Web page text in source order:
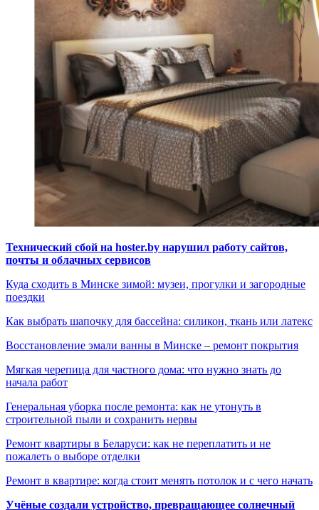
Технический сбой на hoster.by нарушил работу сайтов,
почты и облачных сервисов
Куда сходить в Минске зимой: музеи, прогулки и загородные
поездки
Как выбрать шапочку для бассейна: силикон, ткань или латекс
Восстановление эмали ванны в Минске – ремонт покрытия
Мягкая черепица для частного дома: что нужно знать до
начала работ
Генеральная уборка после ремонта: как не утонуть в
строительной пыли и сохранить нервы
Ремонт квартиры в Беларуси: как не переплатить и не
пожалеть о выборе отделки
Ремонт в квартире: когда стоит менять потолок и с чего начать
Учёные создали устройство, превращающее солнечный